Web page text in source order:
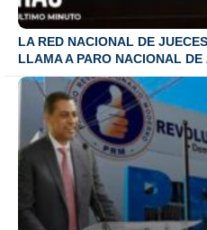
LA RED NACIONAL DE
LLAMA A PARO NACIONAL